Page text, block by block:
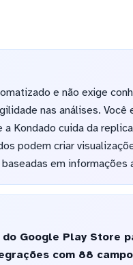
e não exige
nas análises.
Kondado cuida da
podem criar
em
Google Play Store
com 88